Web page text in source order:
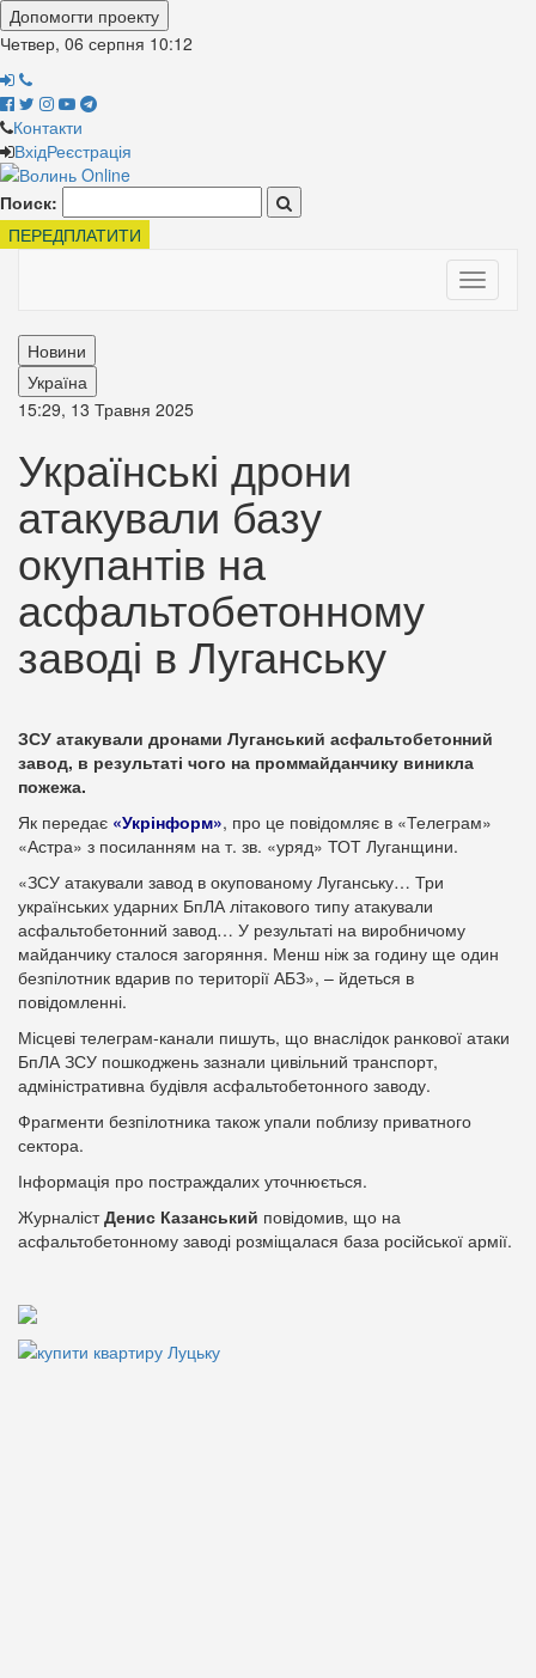
Допомогти проекту
Четвер, 06 серпня 10:12
Контакти
ВхідРеєстрація
Поиск:
ПЕРЕДПЛАТИТИ
Toggle
Новини
Україна
15:29, 13 Травня 2025
Українські дрони
атакували базу
окупантів на
асфальтобетонному
заводі в Луганську
ЗСУ атакували дронами Луганський асфальтобетонний
завод, в результаті чого на проммайданчику виникла
пожежа.
Як передає «Укрінформ», про це повідомляє в «Телеграм»
«Астра» з посиланням на т. зв. «уряд» ТОТ Луганщини.
«ЗСУ атакували завод в окупованому Луганську… Три
українських ударних БпЛА літакового типу атакували
асфальтобетонний завод… У результаті на виробничому
майданчику сталося загоряння. Менш ніж за годину ще один
безпілотник вдарив по території АБЗ», – йдеться в
повідомленні.
Місцеві телеграм-канали пишуть, що внаслідок ранкової атаки
БпЛА ЗСУ пошкоджень зазнали цивільний транспорт,
адміністративна будівля асфальтобетонного заводу.
Фрагменти безпілотника також упали поблизу приватного
сектора.
Інформація про постраждалих уточнюється.
ЖурналістДенис Казанський повідомив, що на
асфальтобетонному заводі розміщалася база російської армії.